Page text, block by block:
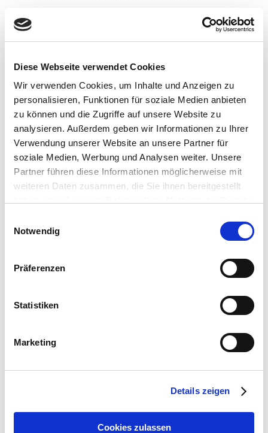
Diese Webseite verwendet Cookies
Wir verwenden Cookies, um Inhalte und Anzeigen zu
personalisieren, Funktionen für soziale Medien anbieten
zu können und die Zugriffe auf unsere Website zu
analysieren. Außerdem geben wir Informationen zu Ihrer
Verwendung unserer Website an unsere Partner für
soziale Medien, Werbung und Analysen weiter. Unsere
Partner führen diese Informationen möglicherweise mit
weiteren Daten zusammen, die Sie ihnen bereitgestellt
Cookies, wenn Sie unsere Webseite weiterhin nutzen.
Notwendig
Präferenzen
Statistiken
Marketing
Details zeigen
Cookies zulassen
Wie im "Land der Fähren" seit Jahrhunderten üblich, geschieht
das Übersetzen nach alter Seemannsart durch sogenanntes
Können muss der Fährmann vor einer amtlichen
Prüfungskommission unter Beweis stellen. Er erhält dafür den
Führerschein für Personenbeförderung.
Wenn Sie Spass an unserer Arbeit hätten, aktiv oder passiv im
Verein mitwirken möchten, freuen wir uns über Ihren Beitritt in
unseren Fährverein. Weitere Informationen erhalten Sie auf der
Homepagewww.faehre-kronsnest.de
Besuchen Sie die Fähre bei>> Facebook <<oder
>> Instagram <<
Jana Gertz
Tel. 0177 7376161
"Stöpenkieker"
Mini Museum an
Fleien 44, 25335
Tel. 0 41 21 - 2
Gruppen- und Sonderfahrten: nach Terminabsprache und unter
Berücksichtigung der Tide ist es möglich, auch außerhalb der
Fährmeister: Niels-Uwe Saß - Tel. 0 41 21 - 2 13 99, ab 18.00 Uhr